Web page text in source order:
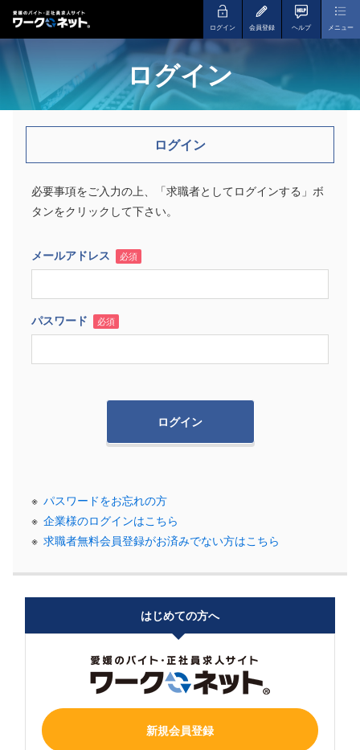
ログイン 会員登録 ヘルプ メニュー
ログイン
ログイン
必要事項をご入力の上、「求職者としてログインする」ボ
タンをクリックして下さい。
メールアドレス 必須
パスワード 必須
パスワードをお忘れの方
企業様のログインはこちら
求職者無料会員登録がお済みでない方はこちら
はじめての方へ
新規会員登録